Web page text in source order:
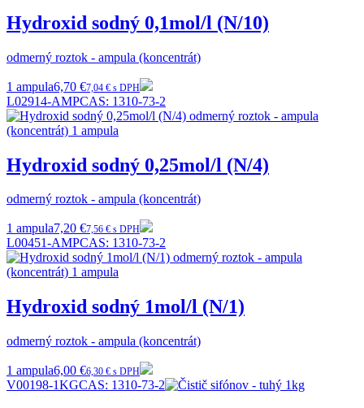
Hydroxid sodný 0,1mol/l (N/10)
odmerný roztok - ampula (koncentrát)
1 ampula6,70 €7,04 € s DPH
L02914-AMPCAS: 1310-73-2
Hydroxid sodný 0,25mol/l (N/4)
odmerný roztok - ampula (koncentrát)
1 ampula7,20 €7,56 € s DPH
L00451-AMPCAS: 1310-73-2
Hydroxid sodný 1mol/l (N/1)
odmerný roztok - ampula (koncentrát)
1 ampula6,00 €6,30 € s DPH
V00198-1KGCAS: 1310-73-2